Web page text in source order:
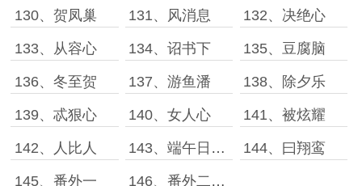
130、贺凤巢 131、风消息 132、决绝心
133、从容心 134、诏书下 135、豆腐脑
136、冬至贺 137、游鱼潘 138、除夕乐
139、忒狠心 140、女人心 141、被炫耀
142、人比人 143、端午日［上］ 144、曰翔鸾
145、番外一 146、番外二（终章）